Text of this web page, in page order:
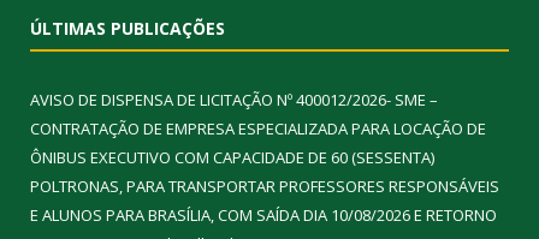
ÚLTIMAS PUBLICAÇÕES
AVISO DE DISPENSA DE LICITAÇÃO Nº 400012/2026- SME –
CONTRATAÇÃO DE EMPRESA ESPECIALIZADA PARA LOCAÇÃO DE
ÔNIBUS EXECUTIVO COM CAPACIDADE DE 60 (SESSENTA)
POLTRONAS, PARA TRANSPORTAR PROFESSORES RESPONSÁVEIS
E ALUNOS PARA BRASÍLIA, COM SAÍDA DIA 10/08/2026 E RETORNO